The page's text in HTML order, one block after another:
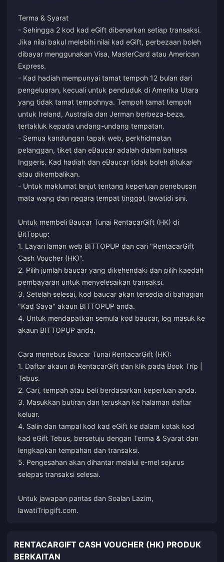
Terma & Syarat
- Sehingga 2 kod kad eGift dibenarkan setiap transaksi.
Jika nilai bakul melebihi nilai kad eGift, perbezaan boleh
dibayar menggunakan Visa, MasterCard atau American
Express.
- Kad hadiah mempunyai tamat tempoh 12 bulan dari
pengeluaran, kecuali untuk penduduk di Amerika Utara
yang tidak tamat tempohnya. Tempoh tamat tempoh
untuk Ireland, Australia dan Jerman berbeza-beza,
tertakluk kepada undang-undang tempatan.
- Semua kandungan tapak web, perkhidmatan
pelanggan, tiket dan eBaucar adalah dalam bahasa
Inggeris. Kad hadiah dan eBaucar tidak boleh ditukar
atau dikembalikan.
- Untuk maklumat lanjut tentang keperluan penebusan
mata wang dan negara tempat tinggal, lawatidi sini.
Untuk membeli Baucar Tunai RentacarGift (HK) di
BitTopup:
1. Layari laman web BITTOPUP dan cari "RentacarGift
Cash Voucher (HK)".
2. Pilih jumlah baucar yang dikehendaki dan pilih kaedah
pembayaran untuk menyelesaikan transaksi.
3. Setelah selesai, kod baucar akan tersedia di bahagian
"Kad Saya" akaun BITTOPUP anda.
4. Untuk mendapatkan semula kod baucar, log masuk ke
akaun BITTOPUP anda.
Cara menebus Baucar Tunai RentacarGift (HK):
1. Daftar akaun di RentacarGift dan klik pada Book Trip |
Tebus.
2. Cari, tempah atau beli berdasarkan keperluan anda.
3. Masukkan butiran dan teruskan ke halaman daftar
keluar.
4. Salin dan tampal kod kad eGift ke dalam kotak kod
kad eGift Tebus, bersetuju dengan Terma & Syarat dan
lengkapkan tempahan dan transaksi.
5. Pengesahan akan dihantar melalui e-mel sejurus
selepas transaksi selesai.
Untuk jawapan pantas dan Soalan Lazim,
lawatiTripgift.com.
RENTACARGIFT CASH VOUCHER (HK) PRODUK
BERKAITAN